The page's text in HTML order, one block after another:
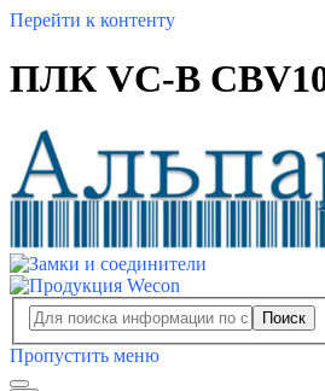
Перейти к контенту
ПЛК VC-B
Поиск
Пропустить меню